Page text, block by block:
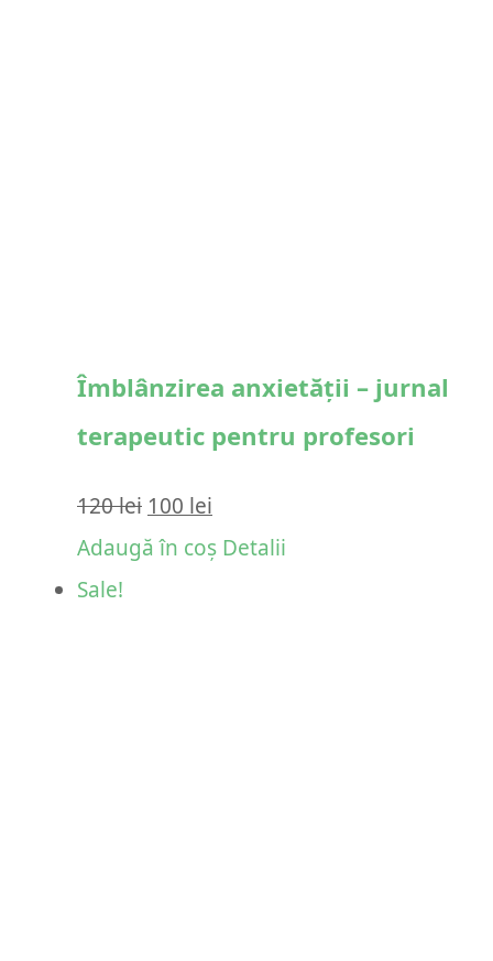
Îmblânzirea anxietății – jurnal
terapeutic pentru profesori
120lei Prețul
inițial
100 lei
curent
Adaugă în coș Detalii
Sale!